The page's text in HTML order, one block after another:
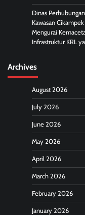
Dinas
Kawasan
Mengurai
Infrastruktur KRL
Archives
August 2026
July 2026
June 2026
May 2026
April 2026
March 2026
February 2026
January 2026